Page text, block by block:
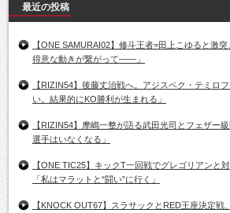
最近の投稿
【ONE SAMURAI02】修斗王者=田上こゆると激
得意な動きが繋がって――」
【RIZIN54】後藤丈治戦へ。アジスベク・テミロ
い。結果的にKO勝利が生まれる」
【RIZIN54】摩嶋一整が語る武田光司とフェザー
選手はいなくなる」
【ONE TIC25】キックT一回戦でグレゴリアンと
「私はマラットと“闘い”に行く」
【KNOCK OUT67】スラサックとRED王座決定戦